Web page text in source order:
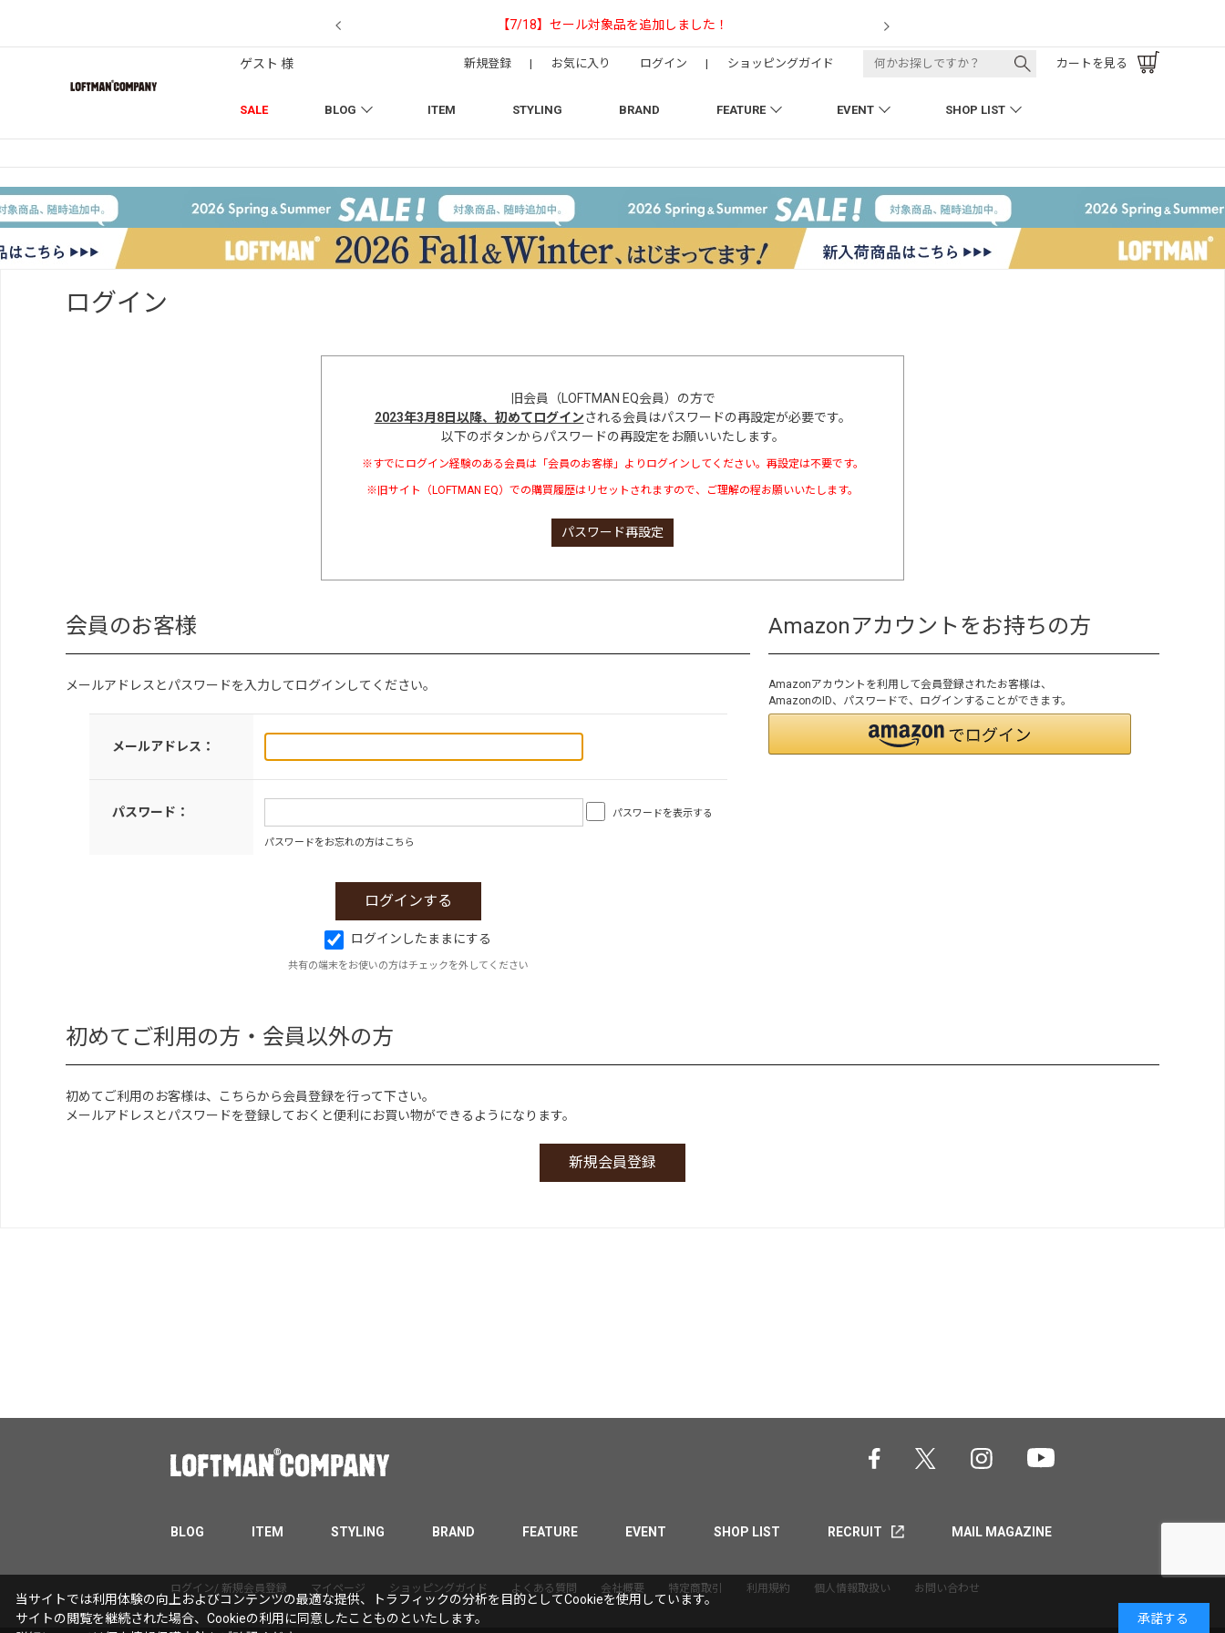
【NEEDLESの別注】50周年 H.D. Track Pant
SALE BLOG ITEM STYLING BRAND FEATURE EVENT SHOP LIST
ゲスト 様 新規登録 | お気に入り ログイン | ショッピングガイド カートを見る
ログイン
旧会員（LOFTMAN EQ会員）の方で
2023年3月8日以降、初めてログインされる会員はパスワードの再設定が必要です。
以下のボタンからパスワードの再設定をお願いいたします。
※すでにログイン経験のある会員は「会員のお客様」よりログインしてください。再設定は不要です。
※旧サイト（LOFTMAN EQ）での購買履歴はリセットされますので、ご理解の程お願いいたします。
パスワード再設定
会員のお客様
メールアドレスとパスワードを入力してログインしてください。
メールアドレス：
パスワード： パスワードを表示する
パスワードをお忘れの方はこちら
ログインしたままにする
共有の端末をお使いの方はチェックを外してください
Amazonアカウントをお持ちの方
Amazonアカウントを利用して会員登録されたお客様は、
AmazonのID、パスワードで、ログインすることができます。
初めてご利用の方・会員以外の方
初めてご利用のお客様は、こちらから会員登録を行って下さい。
メールアドレスとパスワードを登録しておくと便利にお買い物ができるようになります。
BLOG ITEM STYLING BRAND FEATURE EVENT SHOP LIST RECRUIT MAIL MAGAZINE
ログイン/ 新規会員登録 マイページ ショッピングガイド よくある質問 会社概要 特定商取引 利用規約 個人情報取扱い お問い合わせ
当サイトでは利用体験の向上およびコンテンツの最適な提供、トラフィックの分析を目的としてCookieを使用しています。
サイトの閲覧を継続された場合、Cookieの利用に同意したことものといたします。
承諾する